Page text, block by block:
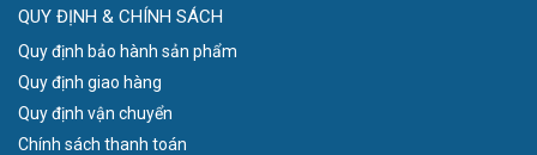
QUY ĐỊNH & CHÍNH SÁCH
Quy định bảo hành sản phẩm
Quy định giao hàng
Quy định vận chuyển
Chính sách thanh toán